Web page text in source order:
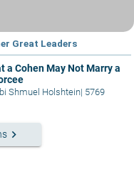
Great Leaders
a Cohen May Not Marry a
Shmuel Holshtein| 5769
keyboard_arrow_right